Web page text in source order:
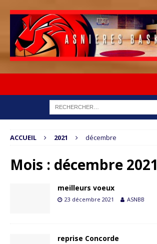
ACCUEIL 2021 décembre
Mois : décembre 2021
meilleurs voeux
23 décembre 2021 ASNBB
reprise Concorde